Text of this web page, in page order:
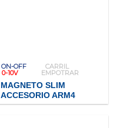
ON-OFF
CARRIL
0-10V
EMPOTRAR
MAGNETO SLIM
ACCESORIO ARM4